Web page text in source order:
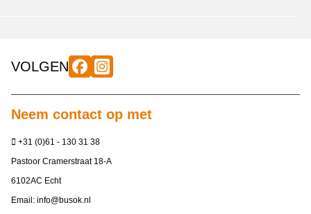
VOLGEN
Neem contact op met
+31 (0)61 - 130 31 38
Pastoor Cramerstraat 18-A
6102AC Echt
Email: info@busok.nl